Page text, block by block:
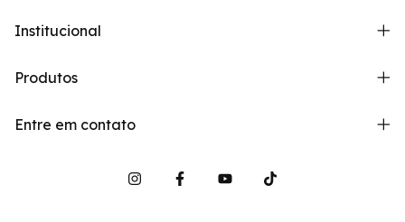
Institucional
Produtos
Entre em contato